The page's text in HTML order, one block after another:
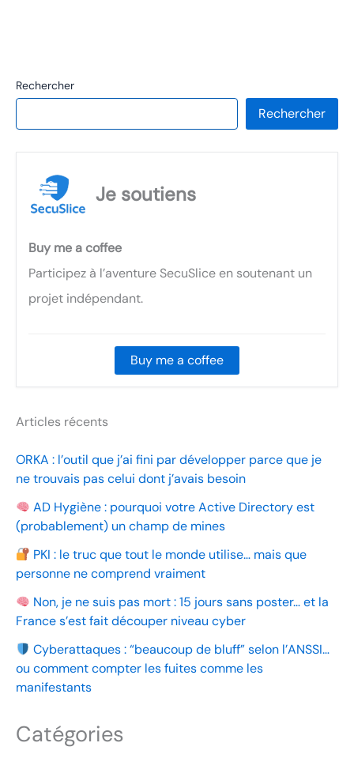
Rechercher
Rechercher
Je soutiens
Buy me a coffee
Participez à l’aventure SecuSlice en soutenant un
projet indépendant.
Buy me a coffee
Articles récents
ORKA : l’outil que j’ai fini par développer parce que je
ne trouvais pas celui dont j’avais besoin
AD Hygiène : pourquoi votre Active Directory est
(probablement) un champ de mines
PKI : le truc que tout le monde utilise… mais que
personne ne comprend vraiment
Non, je ne suis pas mort : 15 jours sans poster… et la
France s’est fait découper niveau cyber
Cyberattaques : “beaucoup de bluff” selon l’ANSSI…
ou comment compter les fuites comme les
manifestants
Catégories